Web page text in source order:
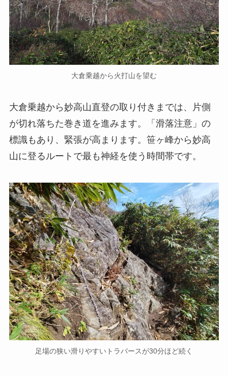
大倉乗越から火打山を望む
大倉乗越から妙高山直登の取り付きまでは、片側
が切れ落ちた巻き道を進みます。「滑落注意」の
標識もあり、緊張が高まります。笹ヶ峰から妙高
山に登るルートで最も神経を使う時間帯です。
足場の狭い滑りやすいトラバースが30分ほど続く